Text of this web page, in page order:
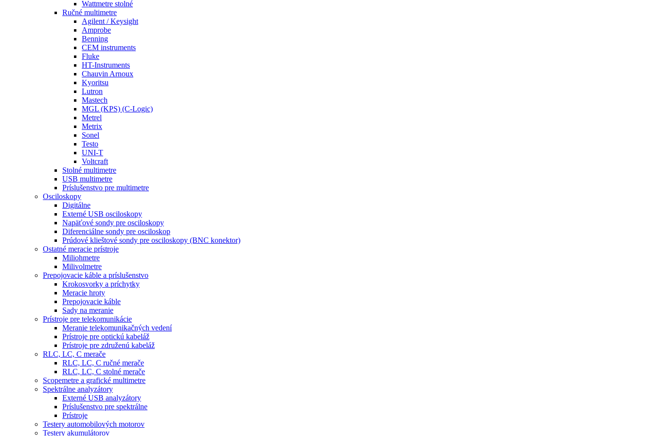
Wattmetre stolné
Ručné multimetre
Agilent / Keysight
Amprobe
Benning
CEM instruments
Fluke
HT-Instruments
Chauvin Arnoux
Kyoritsu
Lutron
Mastech
MGL (KPS) (C-Logic)
Metrel
Metrix
Sonel
Testo
UNI-T
Voltcraft
Stolné multimetre
USB multimetre
Príslušenstvo pre multimetre
Osciloskopy
Digitálne
Externé USB osciloskopy
Napäťové sondy pre osciloskopy
Diferenciálne sondy pre osciloskop
Prúdové klieštové sondy pre osciloskopy (BNC konektor)
Ostatné meracie prístroje
Miliohmetre
Milivolmetre
Prepojovacie káble a príslušenstvo
Krokosvorky a príchytky
Meracie hroty
Prepojovacie káble
Sady na meranie
Prístroje pre telekomunikácie
Meranie telekomunikačných vedení
Prístroje pre optickú kabeláž
Prístroje pre združenú kabeláž
RLC, LC, C merače
RLC, LC, C ručné merače
RLC, LC, C stolné merače
Scopemetre a grafické multimetre
Spektrálne analyzátory
Externé USB analyzátory
Príslušenstvo pre spektrálne
Prístroje
Testery automobilových motorov
Testery akumulátorov